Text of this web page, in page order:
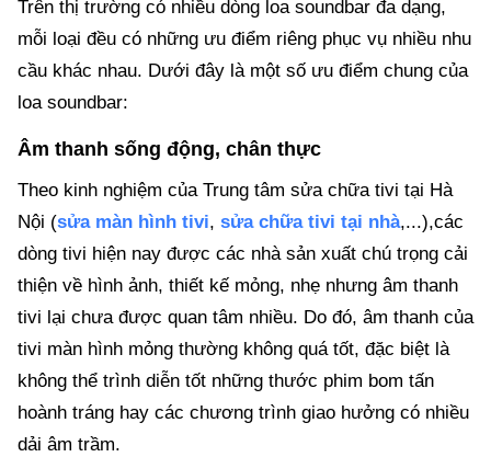
Trên thị trường có nhiều dòng loa soundbar đa dạng,
mỗi loại đều có những ưu điểm riêng phục vụ nhiều nhu
cầu khác nhau. Dưới đây là một số ưu điểm chung của
loa soundbar:
Âm thanh sống động, chân thực
Theo kinh nghiệm của Trung tâm sửa chữa tivi tại Hà
Nội (sửa màn hình tivi, sửa chữa tivi tại nhà,...),các
dòng tivi hiện nay được các nhà sản xuất chú trọng cải
thiện về hình ảnh, thiết kế mỏng, nhẹ nhưng âm thanh
tivi lại chưa được quan tâm nhiều. Do đó, âm thanh của
tivi màn hình mỏng thường không quá tốt, đặc biệt là
không thể trình diễn tốt những thước phim bom tấn
hoành tráng hay các chương trình giao hưởng có nhiều
dải âm trầm.